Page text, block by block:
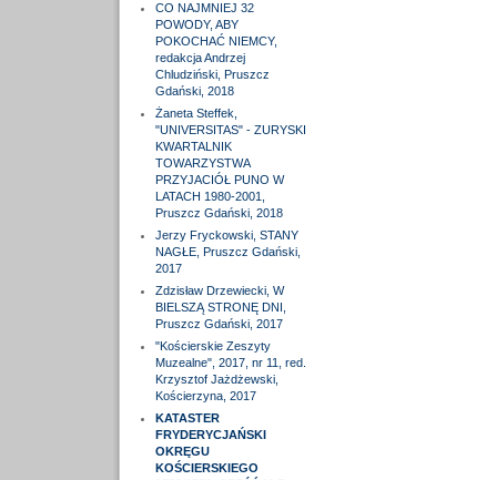
CO NAJMNIEJ 32
POWODY, ABY
POKOCHAĆ NIEMCY,
redakcja Andrzej
Chludziński, Pruszcz
Gdański, 2018
Żaneta Steffek,
"UNIVERSITAS" - ZURYSKI
KWARTALNIK
TOWARZYSTWA
PRZYJACIÓŁ PUNO W
LATACH 1980-2001,
Pruszcz Gdański, 2018
Jerzy Fryckowski, STANY
NAGŁE, Pruszcz Gdański,
2017
Zdzisław Drzewiecki, W
BIELSZĄ STRONĘ DNI,
Pruszcz Gdański, 2017
"Kościerskie Zeszyty
Muzealne", 2017, nr 11, red.
Krzysztof Jażdżewski,
Kościerzyna, 2017
KATASTER
FRYDERYCJAŃSKI
OKRĘGU
KOŚCIERSKIEGO